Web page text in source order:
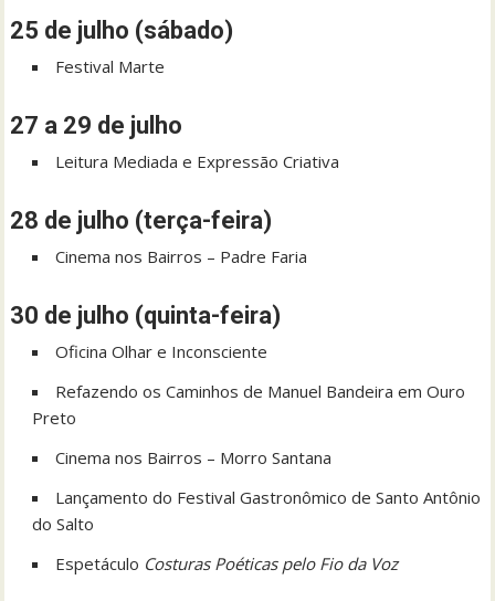
25 de julho (sábado)
Festival Marte
27 a 29 de julho
Leitura Mediada e Expressão Criativa
28 de julho (terça-feira)
Cinema nos Bairros – Padre Faria
30 de julho (quinta-feira)
Oficina Olhar e Inconsciente
Refazendo os Caminhos de Manuel Bandeira em Ouro
Preto
Cinema nos Bairros – Morro Santana
Lançamento do Festival Gastronômico de Santo Antônio
do Salto
Espetáculo Costuras Poéticas pelo Fio da Voz